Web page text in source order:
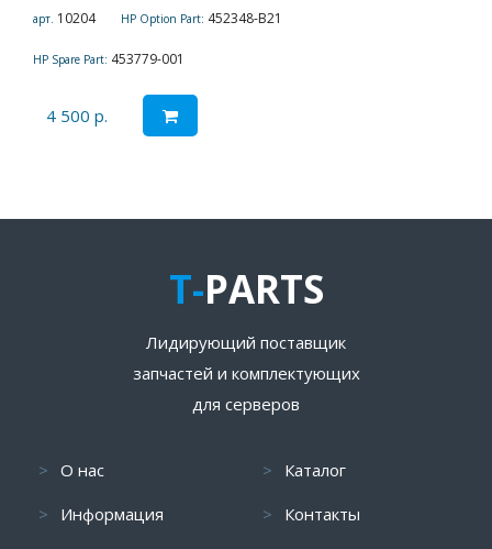
арт. 10204 HP Option Part: 452348-B21
HP Spare Part: 453779-001
4 500 р.
T-PARTS
Лидирующий поставщик
запчастей и комплектующих
для серверов
О нас
Информация
Каталог
Контакты